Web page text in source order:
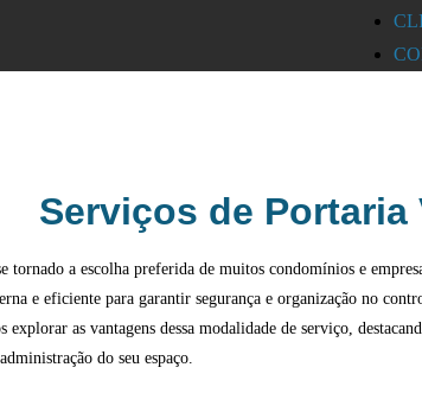
Serviços de Portaria
tornado a escolha preferida de muitos condomínios e
e eficiente para garantir segurança e organização no
explorar as vantagens dessa modalidade de serviço,
do seu espaço.